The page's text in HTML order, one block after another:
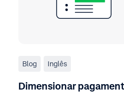
Blog Inglês
Dimensionar